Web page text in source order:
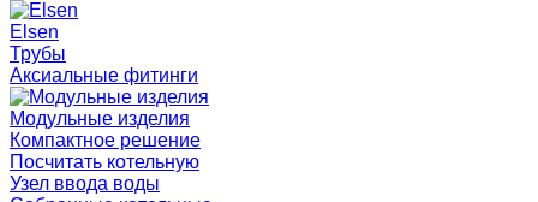
Elsen
Трубы
Аксиальные фитинги
Модульные изделия
Компактное решение
Посчитать котельную
Узел ввода воды